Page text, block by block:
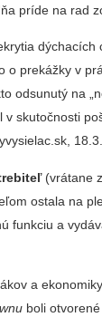
príde na rad
dýchacích
o prekážky v
odsunutý na
skutočnosti
(vrátane
ostala na
funkciu a
a
boli